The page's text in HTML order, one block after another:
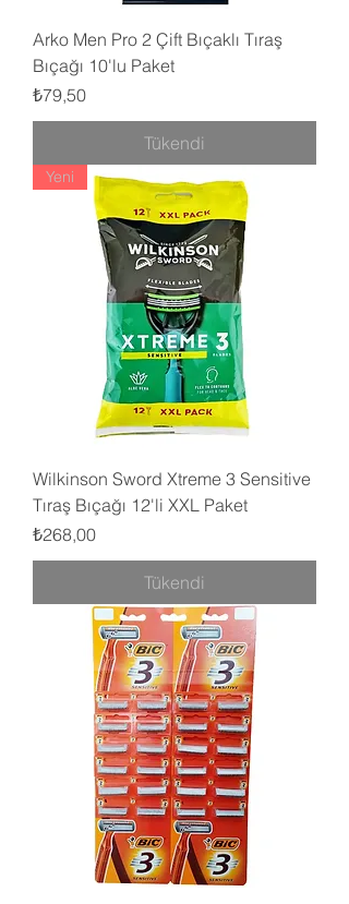
Arko Men Pro 2 Çift Bıçaklı Tıraş
Bıçağı 10'lu Paket
Fiyat
₺79,50
Tükendi
Yeni
Wilkinson Sword Xtreme 3 Sensitive
Tıraş Bıçağı 12'li XXL Paket
Fiyat
₺268,00
Tükendi